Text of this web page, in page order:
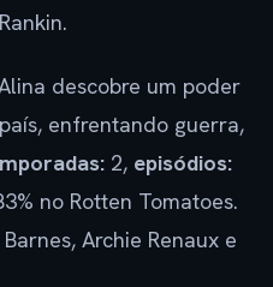
descobre um poder
enfrentando guerra,
2, episódios:
no Rotten Tomatoes.
Archie Renaux e